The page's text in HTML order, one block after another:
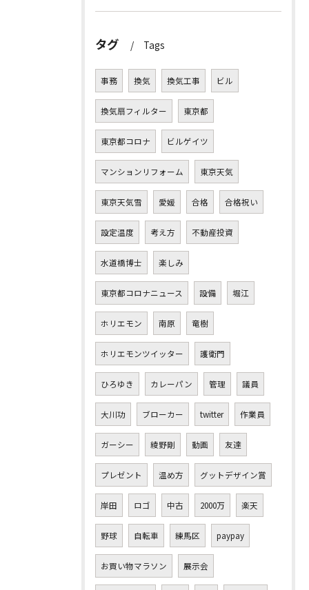
タグ Tags
事務 換気 換気工事 ビル
換気扇フィルター 東京都
東京都コロナ ビルゲイツ
マンションリフォーム 東京天気
東京天気雪 愛媛 合格 合格祝い
設定温度 考え方 不動産投資
水道橋博士 楽しみ
東京都コロナニュース 設備 堀江
ホリエモン 南原 竜樹
ホリエモンツイッター 護衛門
ひろゆき カレーパン 管理 議員
大川功 ブローカー twitter 作業員
ガーシー 綾野剛 動画 友達
プレゼント 温め方 グットデザイン賞
岸田 ロゴ 中古 2000万 楽天
野球 自転車 練馬区 paypay
お買い物マラソン 展示会